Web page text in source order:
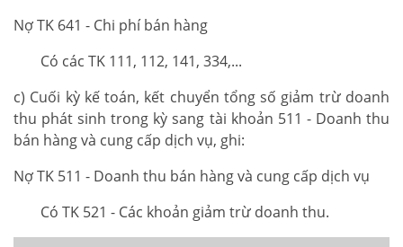
Nợ TK 641 - Chi phí bán hàng
Có các TK 111, 112, 141, 334,...
c) Cuối kỳ kế toán, kết chuyển tổng số giảm trừ doanh
thu phát sinh trong kỳ sang tài khoản 511 - Doanh thu
bán hàng và cung cấp dịch vụ, ghi:
Nợ TK 511 - Doanh thu bán hàng và cung cấp dịch vụ
Có TK 521 - Các khoản giảm trừ doanh thu.